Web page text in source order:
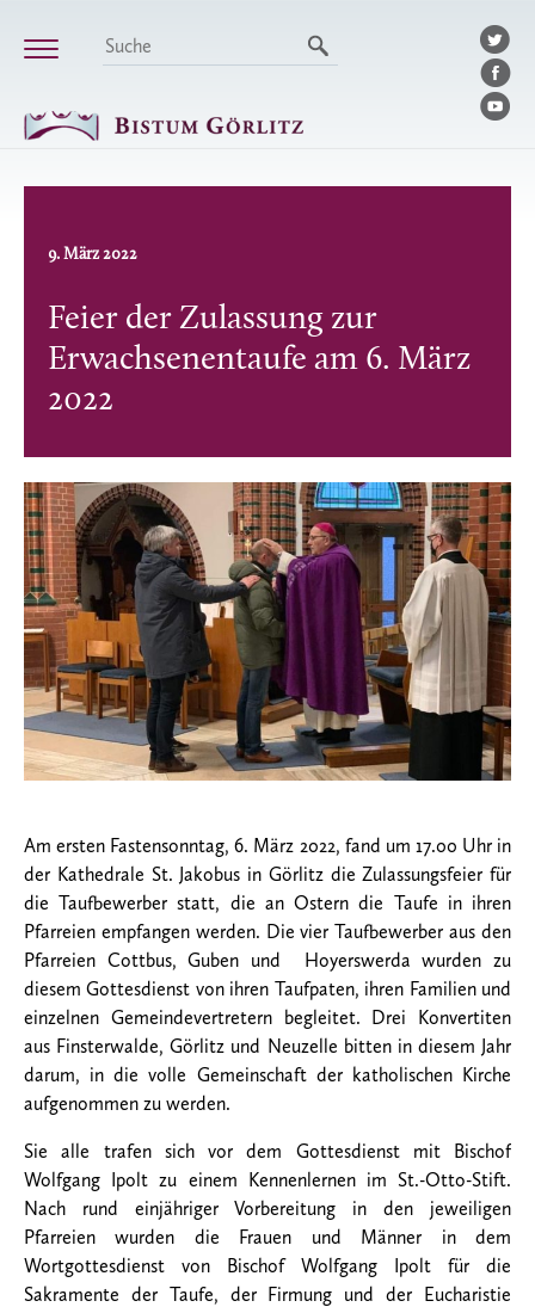
9. März 2022
Feier der Zulassung zur
Erwachsenentaufe am 6. März
2022
Am ersten Fastensonntag, 6. März 2022, fand um 17.00 Uhr in
der Kathedrale St. Jakobus in Görlitz die Zulassungsfeier für
die Taufbewerber statt, die an Ostern die Taufe in ihren
Pfarreien empfangen werden. Die vier Taufbewerber aus den
Pfarreien Cottbus, Guben und Hoyerswerda wurden zu
diesem Gottesdienst von ihren Taufpaten, ihren Familien und
einzelnen Gemeindevertretern begleitet. Drei Konvertiten
aus Finsterwalde, Görlitz und Neuzelle bitten in diesem Jahr
darum, in die volle Gemeinschaft der katholischen Kirche
aufgenommen zu werden.
Sie alle trafen sich vor dem Gottesdienst mit Bischof
Wolfgang Ipolt zu einem Kennenlernen im St.-Otto-Stift.
Nach rund einjähriger Vorbereitung in den jeweiligen
Pfarreien wurden die Frauen und Männer in dem
Wortgottesdienst von Bischof Wolfgang Ipolt für die
Sakramente der Taufe, der Firmung und der Eucharistie